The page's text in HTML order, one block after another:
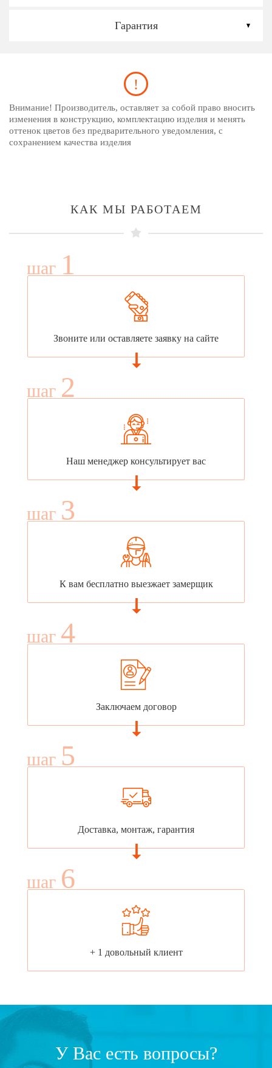
Гарантия
Внимание! Производитель, оставляет за собой право вносить
изменения в конструкцию, комплектацию изделия и менять
оттенок цветов без предварительного уведомления, с
сохранением качества изделия
КАК МЫ РАБОТАЕМ
шаг 1
Звоните или оставляете заявку на сайте
шаг 2
Наш менеджер консультирует вас
шаг 3
К вам бесплатно выезжает замерщик
шаг 4
Заключаем договор
шаг 5
Доставка, монтаж, гарантия
шаг 6
+ 1 довольный клиент
У Вас есть вопросы?